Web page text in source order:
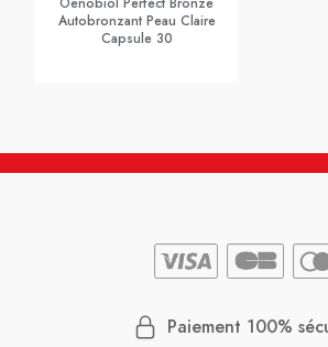
Autobronzant Peau Claire
Capsule 30
Paiement 100%